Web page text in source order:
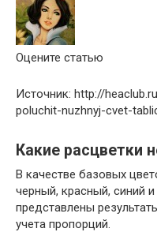
Оцените статью
Источник: http://
poluchit-nuzhnyj-cvet-
Какие расцветки
В качестве базовых
черный, красный, синий
представлены
учета пропорций.